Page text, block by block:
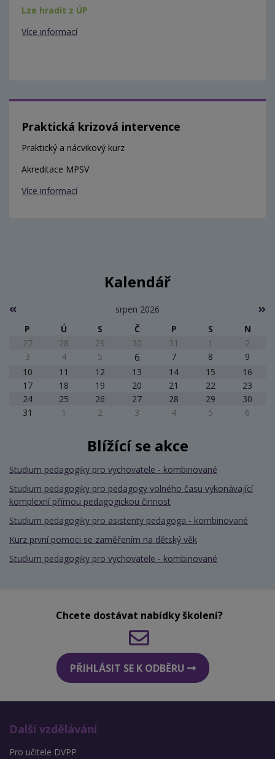
Lze hradit z ÚP
Více informací
Praktická krizová intervence
Praktický a nácvikový kurz
Akreditace MPSV
Více informací
Kalendář
srpen 2026
P
Ú S Č P S
N
27
28 29 30 31 1
2
3
4 5 6 7 8
9
10
11 12 13 14 15
16
17
18 19 20 21 22
23
24
25 26 27 28 29
30
31
1 2 3 4 5 6
Blížící se akce
Studium pedagogiky pro vychovatele - kombinované
Studium pedagogiky pro pedagogy volného času vykonávající
komplexní přímou pedagogickou činnost
Studium pedagogiky pro asistenty pedagoga - kombinované
Kurz první pomoci se zaměřením na dětský věk
Studium pedagogiky pro vychovatele - kombinované
Chcete dostávat nabídky školení?
PŘIHLÁSIT SE K ODBĚRU
Další vzdělávání
Pro učitele DVPP